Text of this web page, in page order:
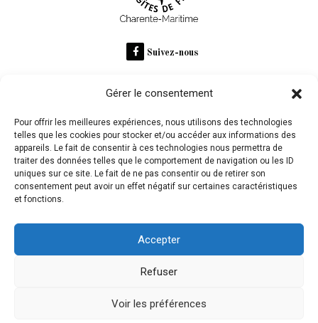
Gérer le consentement
Pour offrir les meilleures expériences, nous utilisons des technologies
telles que les cookies pour stocker et/ou accéder aux informations des
appareils. Le fait de consentir à ces technologies nous permettra de
traiter des données telles que le comportement de navigation ou les ID
uniques sur ce site. Le fait de ne pas consentir ou de retirer son
consentement peut avoir un effet négatif sur certaines caractéristiques
et fonctions.
Accepter
Refuser
Voir les préférences
Suivez-nous
Domaine des Claires
L'abus d'alcool est dangereux pour la santé, à consommer
avec modération
olivgraphic.com